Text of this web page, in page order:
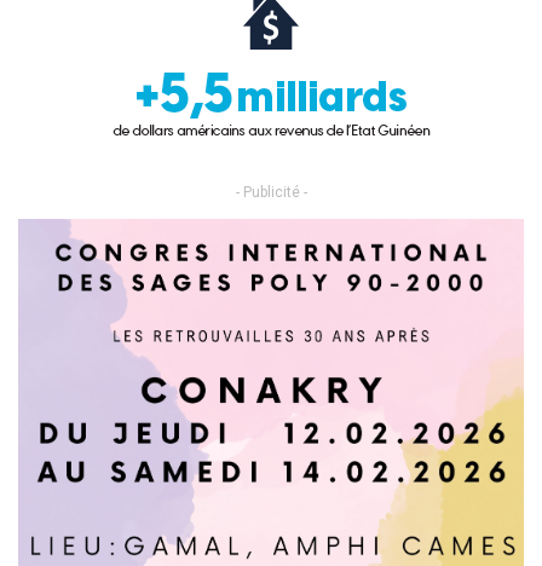
- Publicité -